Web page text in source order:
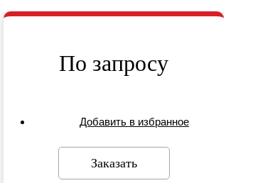
По запросу
Добавить в избранное
Заказать